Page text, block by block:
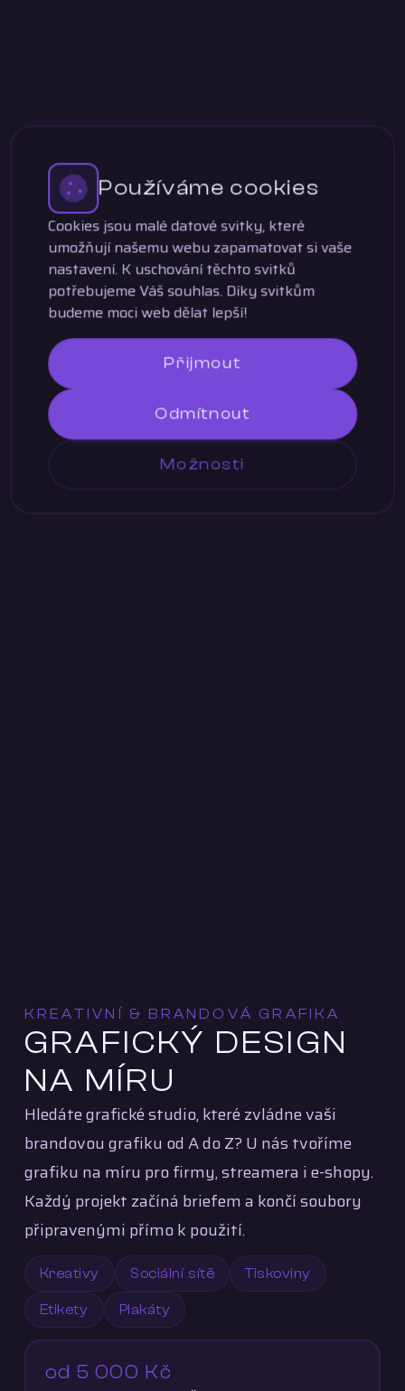
Používáme cookies
Cookies jsou malé datové svitky, které
umožňují našemu webu zapamatovat si vaše
nastavení. K uschování těchto svitků
potřebujeme Váš souhlas. Díky svitkům
budeme moci web dělat lepší!
Přijmout
Odmítnout
Možnosti
KREATIVNÍ & BRANDOVÁ GRAFIKA
GRAFICKÝ DESIGN
NA MÍRU
Hledáte grafické studio, které zvládne vaši
brandovou grafiku od A do Z? U nás tvoříme
grafiku na míru pro firmy, streamera i e-shopy.
Každý projekt začíná briefem a končí soubory
připravenými přímo k použití.
Kreativy Sociální sítě Tiskoviny
Etikety Plakáty
od 5 000 Kč